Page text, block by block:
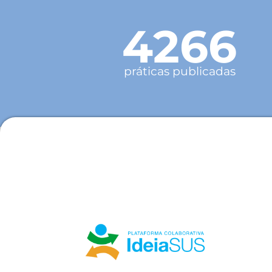
4266
práticas publicadas